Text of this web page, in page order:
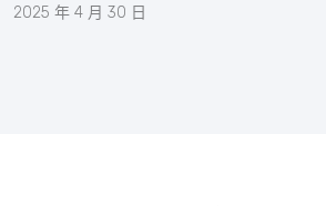
2025 年 4 月 30 日